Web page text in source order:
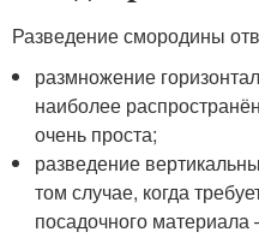
Разведение смородины
размножение
наиболее
очень проста;
разведение
том случае, когда
посадочного